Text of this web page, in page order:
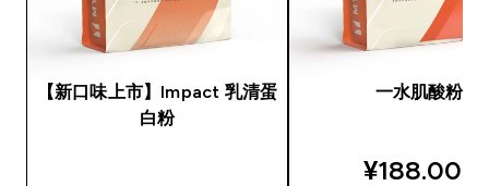
【新口味上市】Impact 乳清蛋
白粉
一水肌酸粉
¥188.00‎